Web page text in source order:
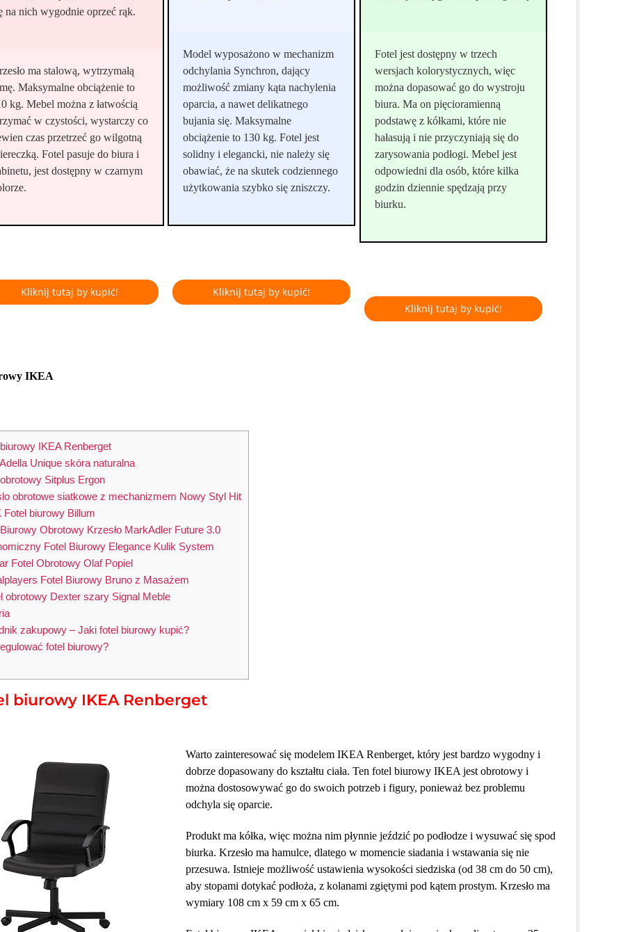
na nich wygodnie oprzeć rąk.
ma stalową, wytrzymałą
Maksymalne obciążenie to
kg. Mebel można z łatwością
w czystości, wystarczy co
czas przetrzeć go wilgotną
Fotel pasuje do biura i
jest dostępny w czarnym
Kliknij tutaj by kupić!
Model wyposażono w mechanizm
odchylania Synchron, dający
możliwość zmiany kąta nachylenia
oparcia, a nawet delikatnego
bujania się. Maksymalne
obciążenie to 130 kg. Fotel jest
solidny i elegancki, nie należy się
obawiać, że na skutek codziennego
użytkowania szybko się zniszczy.
Kliknij tutaj by kupić!
Fotel jest dostępny w trzech
wersjach kolorystycznych, więc
można dopasować go do wystroju
biura. Ma on pięcioramienną
podstawę z kółkami, które nie
hałasują i nie przyczyniają się do
zarysowania podłogi. Mebel jest
odpowiedni dla osób, które kilka
godzin dziennie spędzają przy
biurku.
Kliknij tutaj by kupić!
IKEA
IKEA Renberget
Unique skóra naturalna
Sitplus Ergon
obrotowe siatkowe z mechanizmem Nowy Styl Hit
Fotel biurowy Billum
Obrotowy Krzesło MarkAdler Future 3.0
Fotel Biurowy Elegance Kulik System
Fotel Obrotowy Olaf Popiel
Fotel Biurowy Bruno z Masażem
obrotowy Dexter szary Signal Meble
zakupowy – Jaki fotel biurowy kupić?
fotel biurowy?
biurowy IKEA Renberget
Warto zainteresować się modelem IKEA Renberget, który jest bardzo wygodny i
dobrze dopasowany do kształtu ciała. Ten fotel biurowy IKEA jest obrotowy i
można dostosowywać go do swoich potrzeb i figury, ponieważ bez problemu
odchyla się oparcie.
Produkt ma kółka, więc można nim płynnie jeździć po podłodze i wysuwać się spod
biurka. Krzesło ma hamulce, dlatego w momencie siadania i wstawania się nie
przesuwa. Istnieje możliwość ustawienia wysokości siedziska (od 38 cm do 50 cm),
aby stopami dotykać podłoża, z kolanami zgiętymi pod kątem prostym. Krzesło ma
wymiary 108 cm x 59 cm x 65 cm.